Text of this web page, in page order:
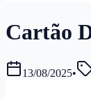
Cartão
13/08/2025•